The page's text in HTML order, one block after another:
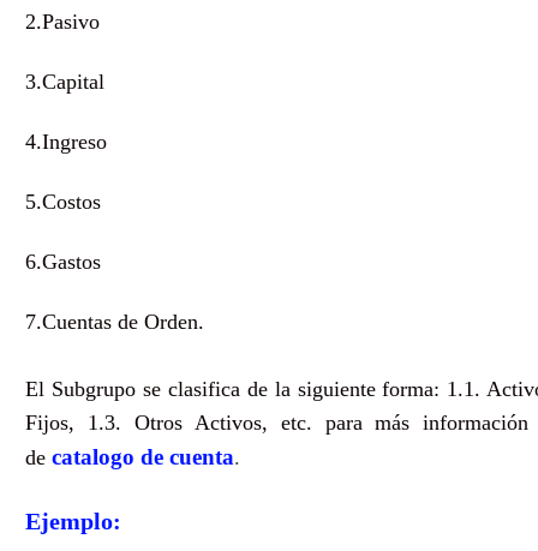
2.Pasivo
3.Capital
4.Ingreso​
5.Costos
6.Gastos
7.Cuentas de Orden.
El Subgrupo se clasifica de la siguiente forma: 1.1.
Fijos, 1.3. Otros Activos, etc. para más información
de catalogo de cuenta.
Ejemplo: